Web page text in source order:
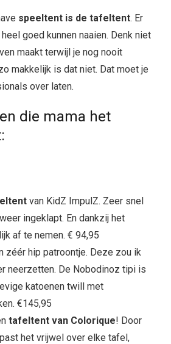
speeltent is de tafeltent. Er
goed kunnen naaien. Denk niet
maakt terwijl je nog nooit
makkelijk is dat niet. Dat moet je
over laten.
die mama het
van KidZ ImpulZ. Zeer snel
ingeklapt. En dankzij het
af te nemen. € 94,95
zéér hip patroontje. Deze zou ik
neerzetten. De Nobodinoz tipi is
katoenen twill met
€145,95
tafeltent van Colorique! Door
het vrijwel over elke tafel,